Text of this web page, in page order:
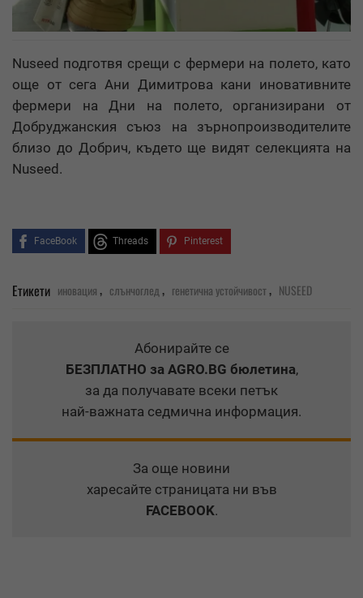
Nuseed подготвя срещи с фермери на полето, като
още от сега Ани Димитрова кани иновативните
фермери на Дни на полето, организирани от
Добруджанския съюз на зърнопроизводителите
близо до Добрич, където ще видят селекцията на
Nuseed.
FaceBook Threads Pinterest
Етикети иновация, слънчоглед, генетична устойчивост, NUSEED
Абонирайте се
БЕЗПЛАТНО за AGRO.BG бюлетина,
за да получавате всеки петък
най-важната седмична информация.
За още новини
харесайте страницата ни във
FACEBOOK.